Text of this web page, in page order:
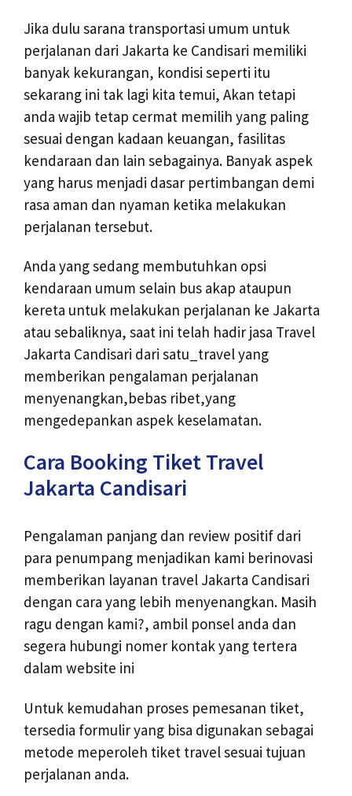
Jika dulu sarana transportasi umum untuk
perjalanan dari Jakarta ke Candisari memiliki
banyak kekurangan, kondisi seperti itu
sekarang ini tak lagi kita temui, Akan tetapi
anda wajib tetap cermat memilih yang paling
sesuai dengan kadaan keuangan, fasilitas
kendaraan dan lain sebagainya. Banyak aspek
yang harus menjadi dasar pertimbangan demi
rasa aman dan nyaman ketika melakukan
perjalanan tersebut.
Anda yang sedang membutuhkan opsi
kendaraan umum selain bus akap ataupun
kereta untuk melakukan perjalanan ke Jakarta
atau sebaliknya, saat ini telah hadir jasa Travel
Jakarta Candisari dari satu_travel yang
memberikan pengalaman perjalanan
menyenangkan,bebas ribet,yang
mengedepankan aspek keselamatan.
Cara Booking Tiket Travel
Jakarta Candisari
Pengalaman panjang dan review positif dari
para penumpang menjadikan kami berinovasi
memberikan layanan travel Jakarta Candisari
dengan cara yang lebih menyenangkan. Masih
ragu dengan kami?, ambil ponsel anda dan
segera hubungi nomer kontak yang tertera
dalam website ini
Untuk kemudahan proses pemesanan tiket,
tersedia formulir yang bisa digunakan sebagai
metode meperoleh tiket travel sesuai tujuan
perjalanan anda.